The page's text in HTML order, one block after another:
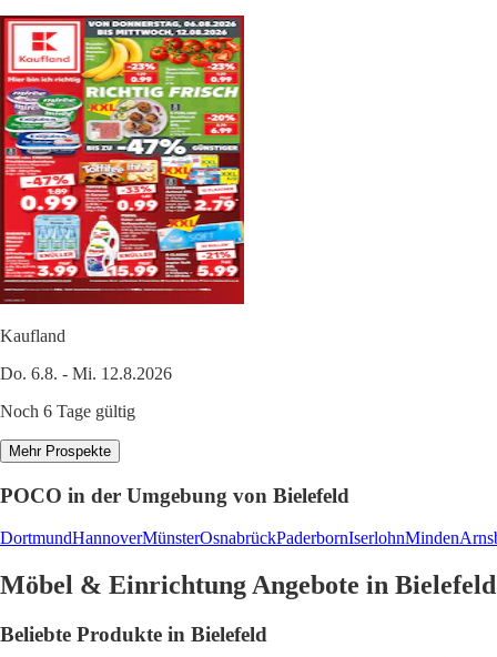
Kaufland
Do. 6.8. - Mi. 12.8.2026
Noch 6 Tage gültig
Mehr Prospekte
POCO in der Umgebung von Bielefeld
DortmundHannoverMünsterOsnabrückPaderbornIserlohnMinden
Möbel & Einrichtung Angebote in Bielefeld
Beliebte Produkte in Bielefeld